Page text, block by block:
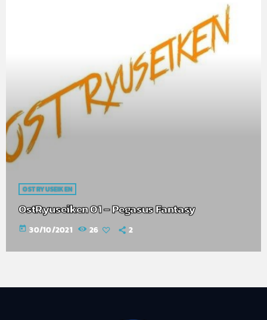
OST RYUSEIKEN
OstRyuseiken 01 – Pegasus Fantasy
today 30/10/2021 26 2